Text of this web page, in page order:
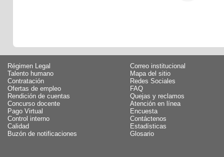
Régimen Legal
Talento humano
Contratación
Ofertas de empleo
Rendición de cuentas
Concurso docente
Pago Virtual
Control interno
Calidad
Buzón de notificaciones
Correo institucional
Mapa del sitio
Redes Sociales
FAQ
Quejas y reclamos
Atención en línea
Encuesta
Contáctenos
Estadísticas
Glosario